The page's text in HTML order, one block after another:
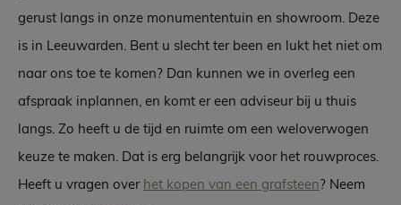
gerust langs in onze monumententuin en showroom. Deze
is in Leeuwarden. Bent u slecht ter been en lukt het niet om
naar ons toe te komen? Dan kunnen we in overleg een
afspraak inplannen, en komt er een adviseur bij u thuis
langs. Zo heeft u de tijd en ruimte om een weloverwogen
keuze te maken. Dat is erg belangrijk voor het rouwproces.
Heeft u vragen over het kopen van een grafsteen? Neem